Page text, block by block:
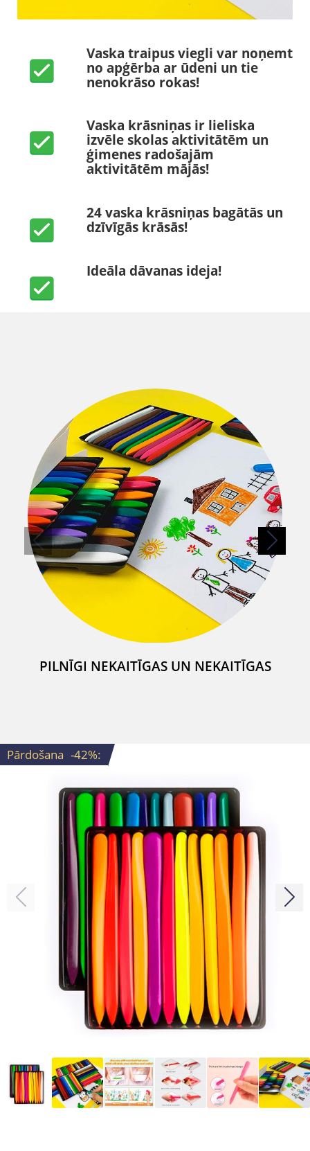
Vaska traipus viegli var noņemt
no apģērba ar ūdeni un tie
nenokrāso rokas!
Vaska krāsniņas ir lieliska
izvēle skolas aktivitātēm un
ģimenes radošajām
aktivitātēm mājās!
24 vaska krāsniņas bagātās un
dzīvīgās krāsās!
Ideāla dāvanas ideja!
PILNĪGI NEKAITĪGAS UN NEKAITĪGAS
Pārdošana -42%: